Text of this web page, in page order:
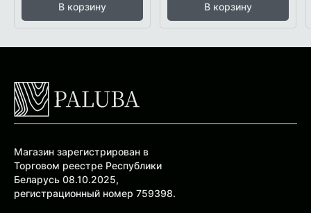
В корзину В корзину
Магазин зарегистрирован в
Торговом реестре Республики
Беларусь 08.10.2025,
регистрационный номер 759398.